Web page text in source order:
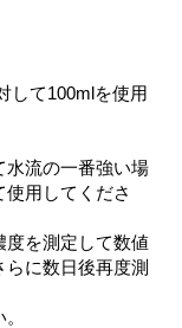
して100mlを使用
水流の一番強い場
用してくださ
を測定して数値
に数日後再度測